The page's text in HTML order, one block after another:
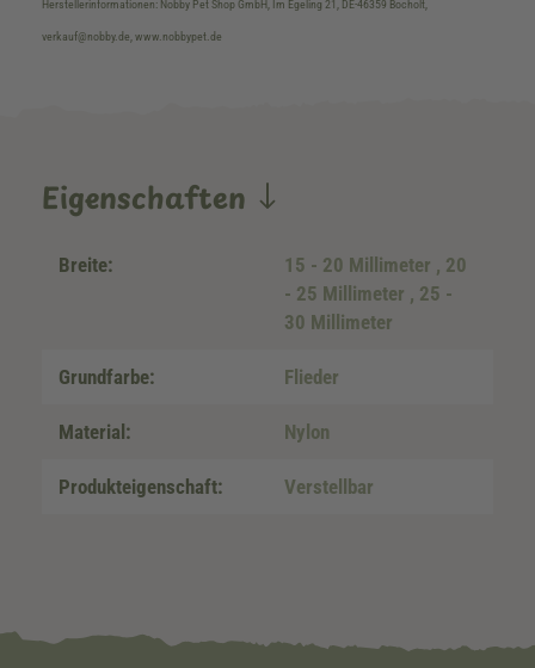
Herstellerinformationen: Nobby Pet Shop GmbH, Im Egeling 21, DE-46359 Bocholt,
verkauf@nobby.de, www.nobbypet.de
Eigenschaften
Breite: 15 - 20 Millimeter , 20
- 25 Millimeter , 25 -
30 Millimeter
Grundfarbe: Flieder
Material: Nylon
Produkteigenschaft: Verstellbar